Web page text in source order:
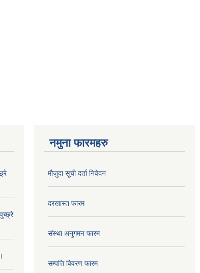
नमुना फारमहरु
मौजुदा सूची दर्ता निवेदन
दरखास्त फारम
संस्था अनुगमन फारम
सम्पत्ति विवरण फारम